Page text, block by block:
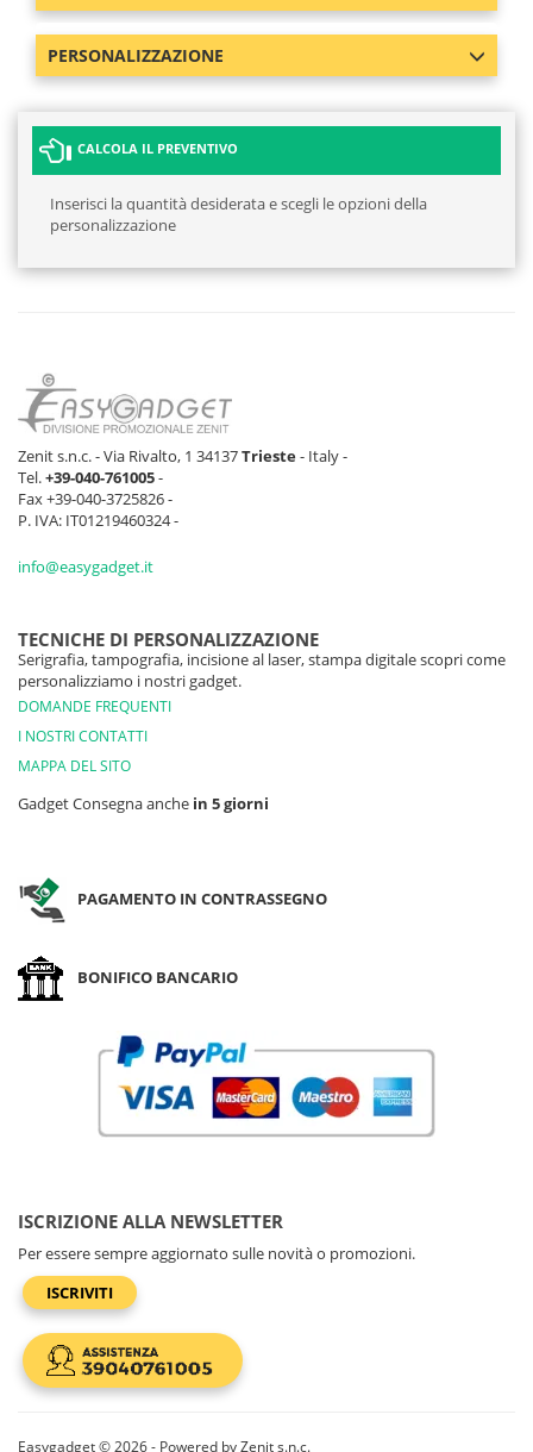
PERSONALIZZAZIONE
CALCOLA IL PREVENTIVO
Inserisci la quantità desiderata e scegli le opzioni della
personalizzazione
Zenit s.n.c. - Via Rivalto, 1 34137Trieste- Italy -
Tel.+39-040-761005-
Fax +39-040-3725826 -
P. IVA: IT01219460324 -
info@easygadget.it
TECNICHE DI PERSONALIZZAZIONE
Serigrafia, tampografia, incisione al laser, stampa digitale scopri come
personalizziamo i nostri gadget.
DOMANDE FREQUENTI
I NOSTRI CONTATTI
MAPPA DEL SITO
Gadget Consegna anche in 5 giorni
PAGAMENTO IN CONTRASSEGNO
BONIFICO BANCARIO
ISCRIZIONE ALLA NEWSLETTER
Per essere sempre aggiornato sulle novità o promozioni.
ISCRIVITI
Easygadget © 2026 - Powered by Zenit s.n.c.